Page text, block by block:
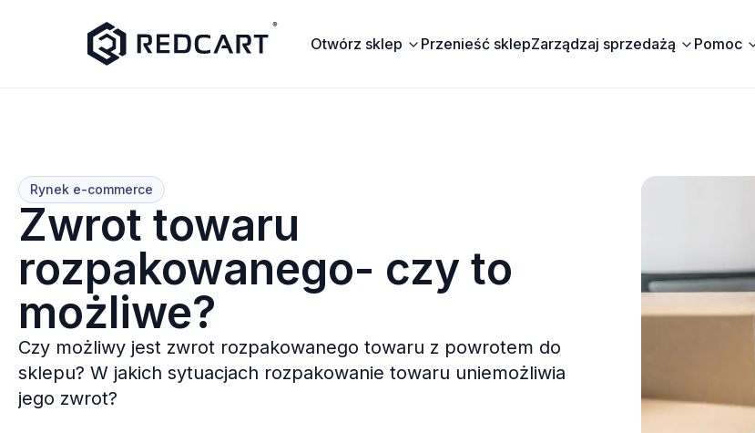
Otwórz sklep Przenieść sklepZarządzaj sprzedażą Pomoc
Rynek e-commerce
Zwrot towaru
rozpakowanego- czy to
możliwe?
Czy możliwy jest zwrot rozpakowanego towaru z powrotem do
sklepu? W jakich sytuacjach rozpakowanie towaru uniemożliwia
jego zwrot?